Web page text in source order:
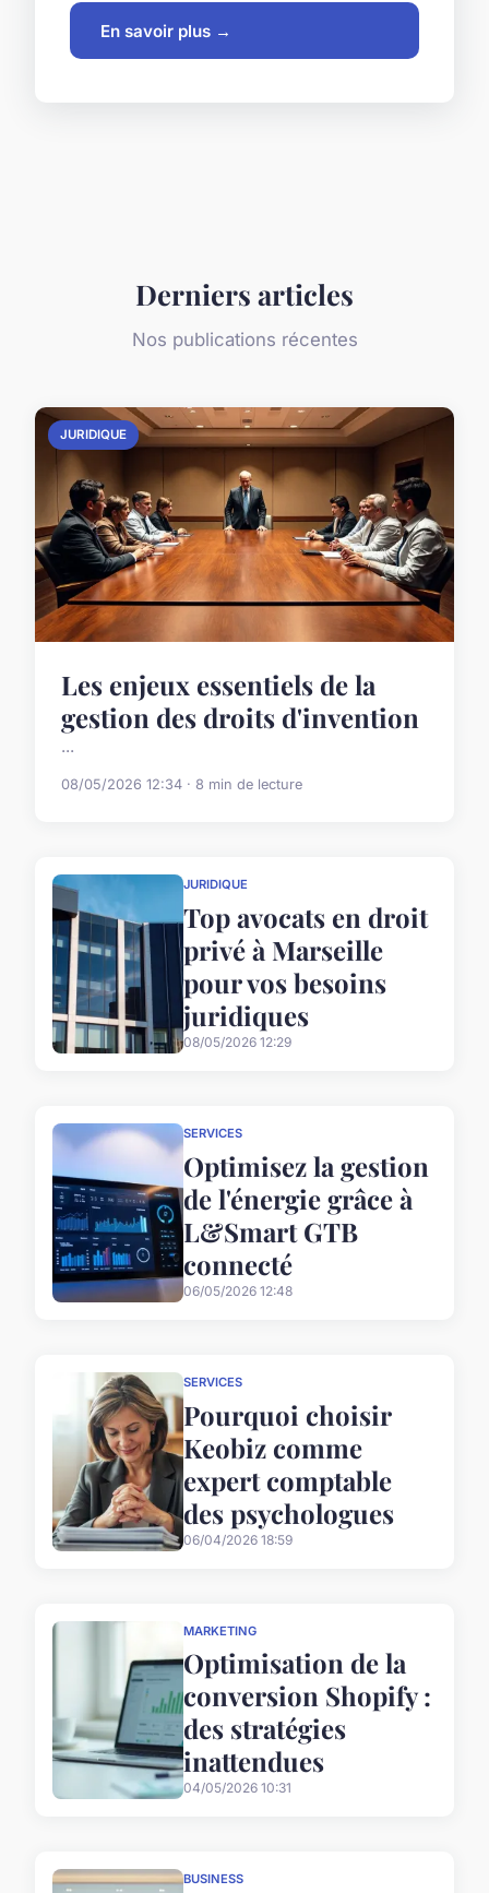
En savoir plus →
Derniers articles
Nos publications récentes
JURIDIQUE
Les enjeux essentiels de la
gestion des droits d'invention
...
08/05/2026 12:34 · 8 min de lecture
JURIDIQUE
Top avocats en droit
privé à Marseille
pour vos besoins
juridiques
08/05/2026 12:29
SERVICES
Optimisez la gestion
de l'énergie grâce à
L&Smart GTB
connecté
06/05/2026 12:48
SERVICES
Pourquoi choisir
Keobiz comme
expert comptable
des psychologues
06/04/2026 18:59
MARKETING
Optimisation de la
conversion Shopify :
des stratégies
inattendues
04/05/2026 10:31
BUSINESS